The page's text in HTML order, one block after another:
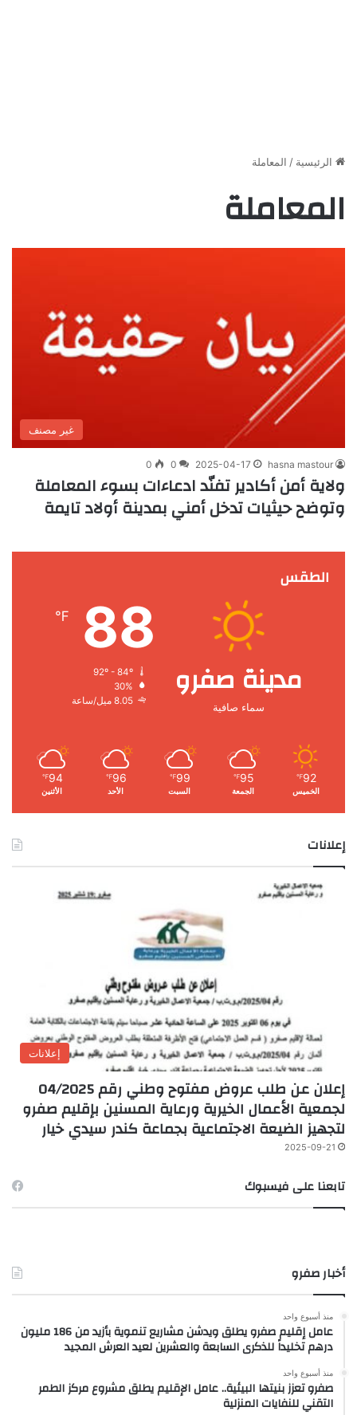
الرئيسية / المعاملة
المعاملة
غير مصنف
hasna mastour
2025-04-17
0
0
ولاية أمن أكادير تفنّد ادعاءات بسوء المعاملة
وتوضح حيثيات تدخل أمني بمدينة أولاد تايمة
الطقس
مدينة صفرو
سماء صافية
88
℉
30%
8.05 ميل/ساعة
92
℉
الخميس
95
℉
الجمعة
99
℉
السبت
96
℉
الأحد
94
℉
الأثنين
إعلانات
إعلانات
إعلان عن طلب عروض مفتوح وطني رقم 04/2025
لجمعية الأعمال الخيرية ورعاية المسنين بإقليم صفرو
لتجهيز الضيعة الاجتماعية بجماعة كندر سيدي خيار
2025-09-21
تابعنا على فيسبوك
أخبار صفرو
منذ أسبوع واحد
عامل إقليم صفرو يطلق ويدشن مشاريع تنموية بأزيد من 186 مليون
درهم تخليداً للذكرى السابعة والعشرين لعيد العرش المجيد
منذ أسبوع واحد
صفرو تعزز بنيتها البيئية.. عامل الإقليم يطلق مشروع مركز الطمر
التقني للنفايات المنزلية